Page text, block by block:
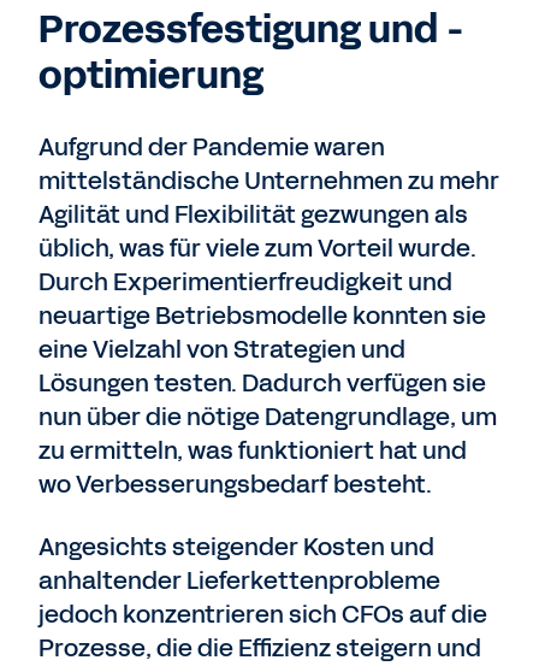
Prozessfestigung und -
optimierung
Aufgrund der Pandemie waren
mittelständische Unternehmen zu mehr
Agilität und Flexibilität gezwungen als
üblich, was für viele zum Vorteil wurde.
Durch Experimentierfreudigkeit und
neuartige Betriebsmodelle konnten sie
eine Vielzahl von Strategien und
Lösungen testen. Dadurch verfügen sie
nun über die nötige Datengrundlage, um
zu ermitteln, was funktioniert hat und
wo Verbesserungsbedarf besteht.
Angesichts steigender Kosten und
anhaltender Lieferkettenprobleme
jedoch konzentrieren sich CFOs auf die
Prozesse, die die Effizienz steigern und